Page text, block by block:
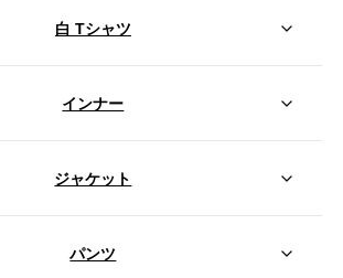
白 Tシャツ
インナー
ジャケット
パンツ